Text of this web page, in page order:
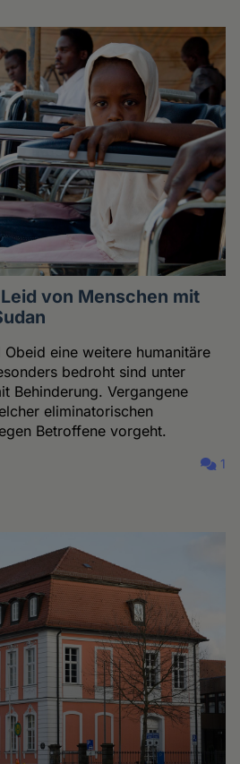
von Menschen mit
Obeid eine weitere humanitäre
bedroht sind unter
Behinderung. Vergangene
eliminatorischen
Betroffene vorgeht.
1